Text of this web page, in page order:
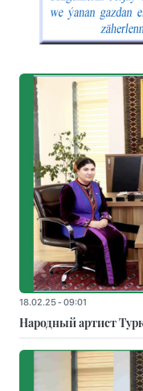
18.02.25 - 09:01
Народный артист